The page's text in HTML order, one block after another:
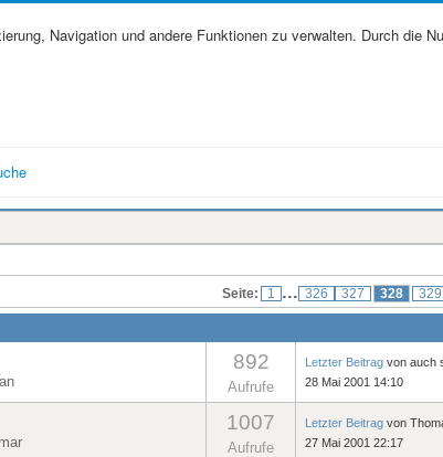
Navigation und andere Funktionen zu verwalten. Durch die
Seite: 1 ... 326 327 328 329
892
Aufrufe
Letzter Beitrag von auch
28 Mai 2001 14:10
1007
Aufrufe
Letzter Beitrag von
27 Mai 2001 22:17